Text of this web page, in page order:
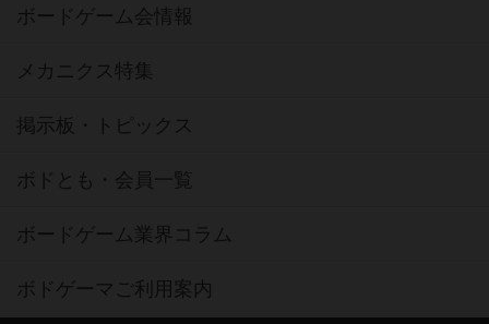
ボードゲーム会情報
メカニクス特集
掲示板・トピックス
ボドとも・会員一覧
ボードゲーム業界コラム
ボドゲーマご利用案内